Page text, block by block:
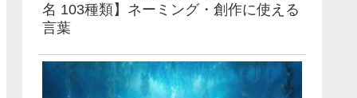
名 103種類】ネーミング・創作に使える
言葉